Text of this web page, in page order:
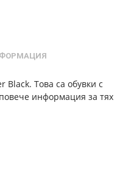
Black. Това са обувки с
информация за тях